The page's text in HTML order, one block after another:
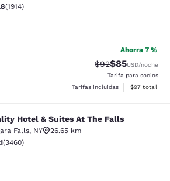
de 2.79 estrellas. Feria. 1914 reseñas
(1914)
Ahorra 7 %
Precio tachado:
$92Precio con
$85USD/noche
Tarifa para socios
Tarifas incluidas
Ver detalles
$97 total
& Suites At The Falls
Hotel & Suites At The Falls
Falls, NY
26.65 km
de 3.13 estrellas. Bueno. 3460 reseñas
(3460)